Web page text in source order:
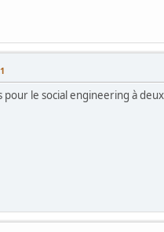
le social engineering à